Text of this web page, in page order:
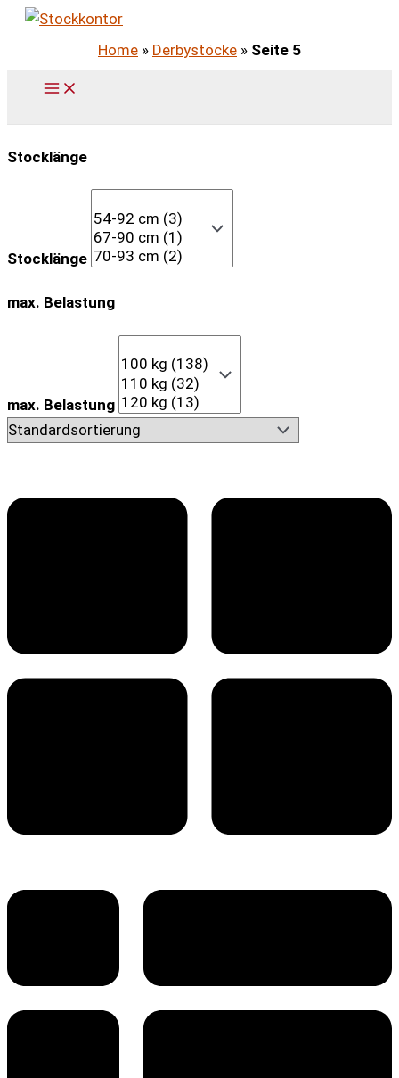
Zum
springen
Home » Derbystöcke » Seite 5
Stocklänge
Stocklänge
max. Belastung
max. Belastung